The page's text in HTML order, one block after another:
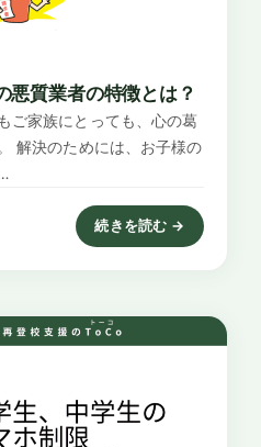
悪質業者の特徴とは？
ご家族にとっても、心の葛
解決のためには、お子様の
続きを読む →
: 不登校関連サービスの